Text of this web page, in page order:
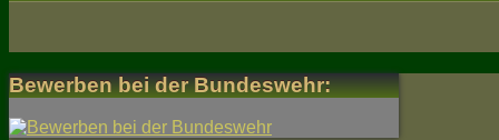
Bewerben bei der Bundeswehr: